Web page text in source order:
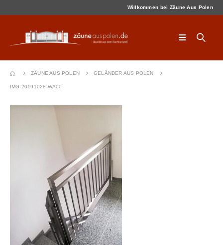
Willkommen bei Zäune Aus Polen
ZÄUNE AUS POLEN GELÄNDER AUS POLEN
IMG-20191028-WA00